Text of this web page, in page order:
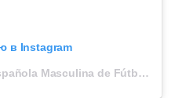
в Instagram
Публикация от Selección Española Masculina de Fútbol (@sefutbol)